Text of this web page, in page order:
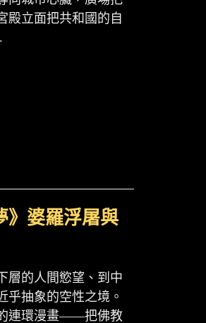
殿立面把共和國的自
》婆羅浮屠與
層的人間慾望、到中
乎抽象的空性之境。
連環漫畫——把佛教